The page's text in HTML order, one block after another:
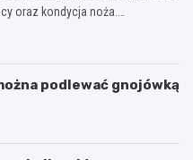
oraz kondycja noża.…
podlewać gnojówką